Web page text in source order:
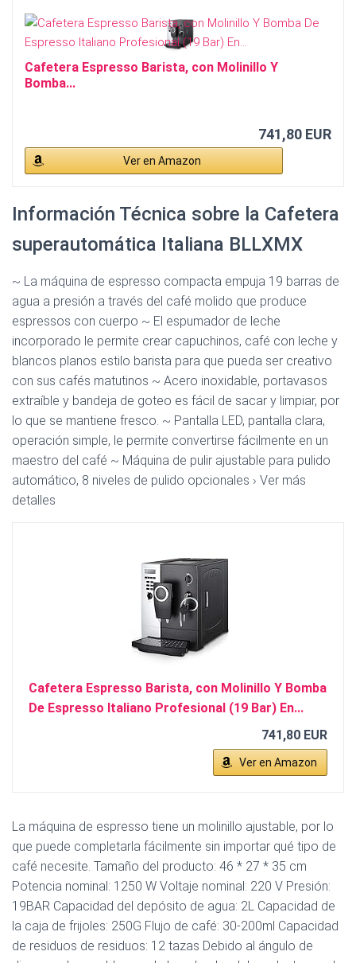
Cafetera Espresso Barista, con Molinillo Y
Bomba...
741,80 EUR
Ver en Amazon
Información Técnica sobre la Cafetera
superautomática Italiana BLLXMX
~ La máquina de espresso compacta empuja 19 barras de
agua a presión a través del café molido que produce
espressos con cuerpo ~ El espumador de leche
incorporado le permite crear capuchinos, café con leche y
blancos planos estilo barista para que pueda ser creativo
con sus cafés matutinos ~ Acero inoxidable, portavasos
extraíble y bandeja de goteo es fácil de sacar y limpiar, por
lo que se mantiene fresco. ~ Pantalla LED, pantalla clara,
operación simple, le permite convertirse fácilmente en un
maestro del café ~ Máquina de pulir ajustable para pulido
automático, 8 niveles de pulido opcionales › Ver más
detalles
Cafetera Espresso Barista, con Molinillo Y Bomba
De Espresso Italiano Profesional (19 Bar) En...
741,80 EUR
Ver en Amazon
La máquina de espresso tiene un molinillo ajustable, por lo
que puede completarla fácilmente sin importar qué tipo de
café necesite. Tamaño del producto: 46 * 27 * 35 cm
Potencia nominal: 1250 W Voltaje nominal: 220 V Presión:
19BAR Capacidad del depósito de agua: 2L Capacidad de
la caja de frijoles: 250G Flujo de café: 30-200ml Capacidad
de residuos de residuos: 12 tazas Debido al ángulo de